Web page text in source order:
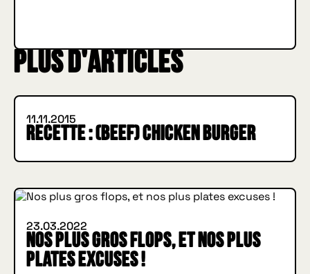
Plus d'articles
INSIDE HUGGYS
11.11.2015
Recette : (Beef) Chicken Burger
23.03.2022
Nos plus gros flops, et nos plus
plates excuses !